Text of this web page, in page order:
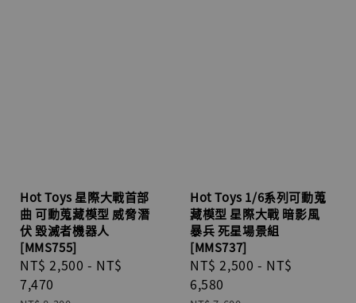
Hot Toys 星際大戰首部
曲 可動蒐藏模型 威脅潛
伏 毀滅者機器人
[MMS755]
Sale
price
NT$ 2,500 - NT$
7,470
Hot Toys 1/6系列可動蒐
藏模型 星際大戰 暗影風
暴兵 死星場景組
[MMS737]
Sale
price
NT$ 2,500 - NT$
6,580